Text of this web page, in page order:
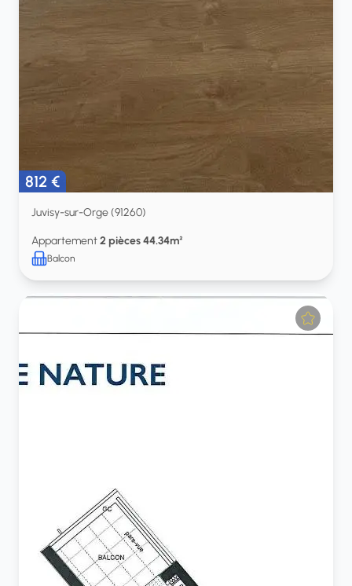
812 €
Juvisy-sur-Orge (91260)
Appartement2 pièces 44.34m²
Balcon